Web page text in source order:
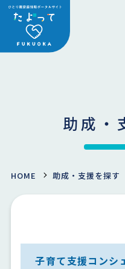
助成・
HOME 助成・支援を探す
子育て支援コンシ